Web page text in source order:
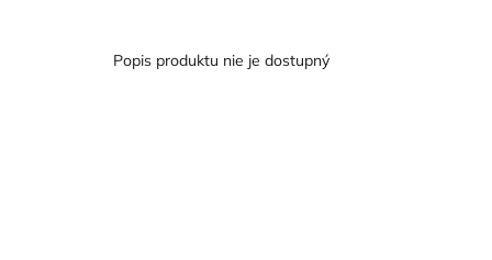
Popis produktu nie je dostupný